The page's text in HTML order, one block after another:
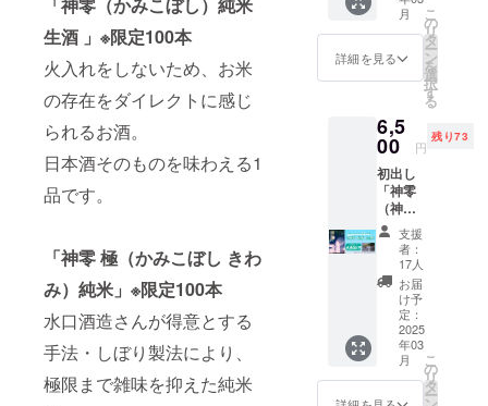
「神零（かみこぼし）純米
生酒 」 ※限定100本
火入れをしないため、お米
の存在をダイレクトに感じ
られるお酒。
日本酒そのものを味わえる1
品です。
「神零 極（かみこぼし きわ
み）純米」※限定100本
水口酒造さんが得意とする
手法・しぼり製法により、
極限まで雑味を抑えた純米
カムイ
先生が
監修
オリジ
ナルブ
酒とし
てリア
ル再現
リター
ン詳細
※購入の
証
NFT・
ノーマ
ル 神
零（神
こぼ
し）純
を1本 ※
発送送
料と消
費税が
ます カ
ムイ
バース
に登場
するお
酒「神
零（神
こぼ
し）」
を 藤原
カムイ
先生が
監修
し、味
を創り
出した
火入れ
月
詳細を見る
こ
の
リ
タ
ー
ン
を
選
択
す
る
6,5
00 円
残り73
初出し
「神零
（神こ
ぼし）
純米 生
酒」カ
ムイ
バース
バー
ジョン
ラベル
720ml
シリア
ルナン
支援
者：
17人
お届
け予
定：
2025
年03
月
こ
の
リ
タ
ー